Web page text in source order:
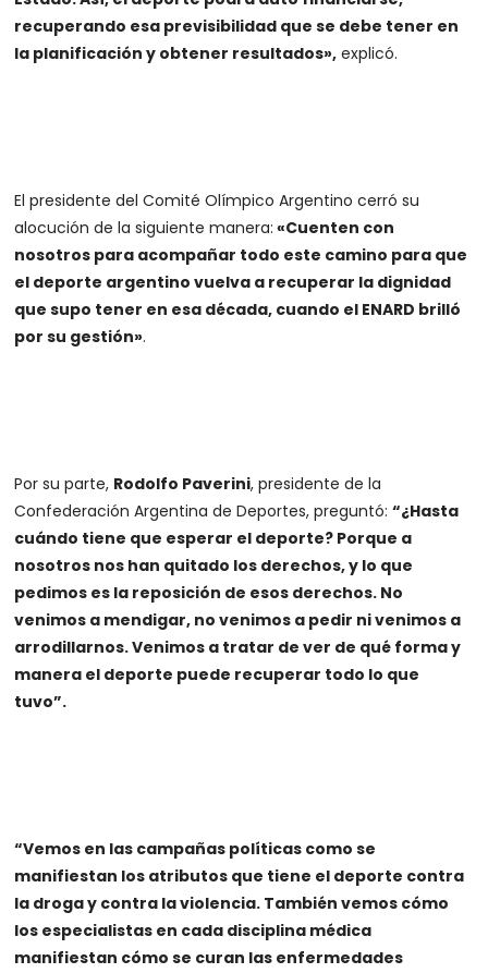
recuperando esa previsibilidad que se debe tener en
la planificación y obtener resultados», explicó.
El presidente del Comité Olímpico Argentino cerró su
alocución de la siguiente manera: «Cuenten con
nosotros para acompañar todo este camino para que
el deporte argentino vuelva a recuperar la dignidad
que supo tener en esa década, cuando el ENARD brilló
por su gestión».
Por su parte, Rodolfo Paverini, presidente de la
Confederación Argentina de Deportes, preguntó:“¿Hasta
cuándo tiene que esperar el deporte? Porque a
nosotros nos han quitado los derechos, y lo que
pedimos es la reposición de esos derechos. No
venimos a mendigar, no venimos a pedir ni venimos a
arrodillarnos. Venimos a tratar de ver de qué forma y
manera el deporte puede recuperar todo lo que
tuvo”.
“Vemos en las campañas políticas como se
manifiestan los atributos que tiene el deporte contra
la droga y contra la violencia. También vemos cómo
los especialistas en cada disciplina médica
manifiestan cómo se curan las enfermedades